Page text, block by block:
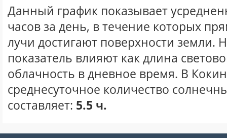
Данный график показывает
часов за день, в течение которых
лучи достигают поверхности земли.
показатель влияют как длина
облачность в дневное время. В
среднесуточное количество
составляет: 5.5 ч.